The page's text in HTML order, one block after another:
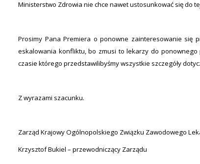
Ministerstwo Zdrowia nie chce nawet ustosunkować się do
Prosimy Pana Premiera o ponowne zainteresowanie się
eskalowania konfliktu, bo zmusi to lekarzy do ponownego
czasie którego przedstawilibyśmy wszystkie szczegóły
Z wyrazami szacunku.
Zarząd Krajowy Ogólnopolskiego Związku Zawodowego
Krzysztof Bukiel – przewodniczący Zarządu